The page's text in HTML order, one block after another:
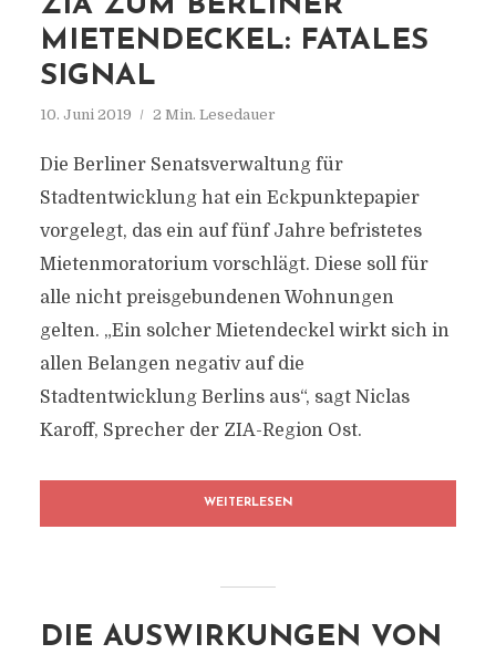
ZIA ZUM BERLINER
MIETENDECKEL: FATALES
SIGNAL
10. Juni 2019 2 Min. Lesedauer
Die Berliner Senatsverwaltung für
Stadtentwicklung hat ein Eckpunktepapier
vorgelegt, das ein auf fünf Jahre befristetes
Mietenmoratorium vorschlägt. Diese soll für
alle nicht preisgebundenen Wohnungen
gelten. „Ein solcher Mietendeckel wirkt sich in
allen Belangen negativ auf die
Stadtentwicklung Berlins aus“, sagt Niclas
Karoff, Sprecher der ZIA-Region Ost.
WEITERLESEN
DIE AUSWIRKUNGEN VON